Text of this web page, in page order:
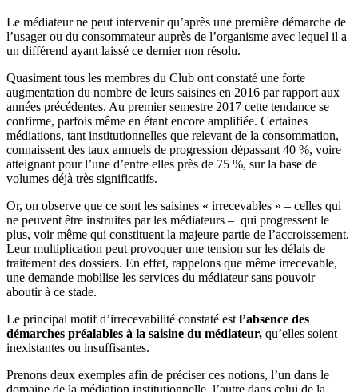
Le médiateur ne peut intervenir qu’après une première démarche de
l’usager ou du consommateur auprès de l’organisme avec lequel il a
un différend ayant laissé ce dernier non résolu.
Quasiment tous les membres du Club ont constaté une forte
augmentation du nombre de leurs saisines en 2016 par rapport aux
années précédentes. Au premier semestre 2017 cette tendance se
confirme, parfois même en étant encore amplifiée. Certaines
médiations, tant institutionnelles que relevant de la consommation,
connaissent des taux annuels de progression dépassant 40 %, voire
atteignant pour l’une d’entre elles près de 75 %, sur la base de
volumes déjà très significatifs.
Or, on observe que ce sont les saisines « irrecevables » – celles qui
ne peuvent être instruites par les médiateurs – qui progressent le
plus, voir même qui constituent la majeure partie de l’accroissement.
Leur multiplication peut provoquer une tension sur les délais de
traitement des dossiers. En effet, rappelons que même irrecevable,
une demande mobilise les services du médiateur sans pouvoir
aboutir à ce stade.
Le principal motif d’irrecevabilité constaté est l’absence des
démarches préalables à la saisine du médiateur, qu’elles soient
inexistantes ou insuffisantes.
Prenons deux exemples afin de préciser ces notions, l’un dans le
domaine de la médiation institutionnelle, l’autre dans celui de la